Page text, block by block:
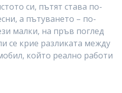
си, пътят става по-
а пътуването – по-
малки, на пръв поглед
се крие разликата между
който реално работи